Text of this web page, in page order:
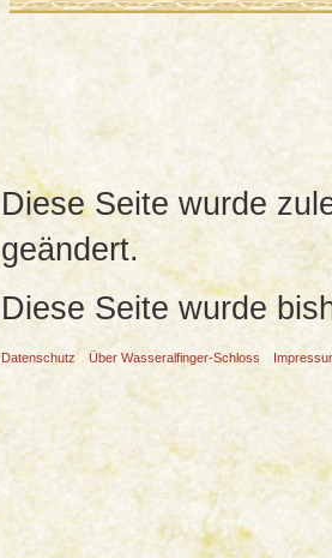
Diese Seite wurde
geändert.
Diese Seite wurde
Datenschutz Über Wasseralfinger-Schloss